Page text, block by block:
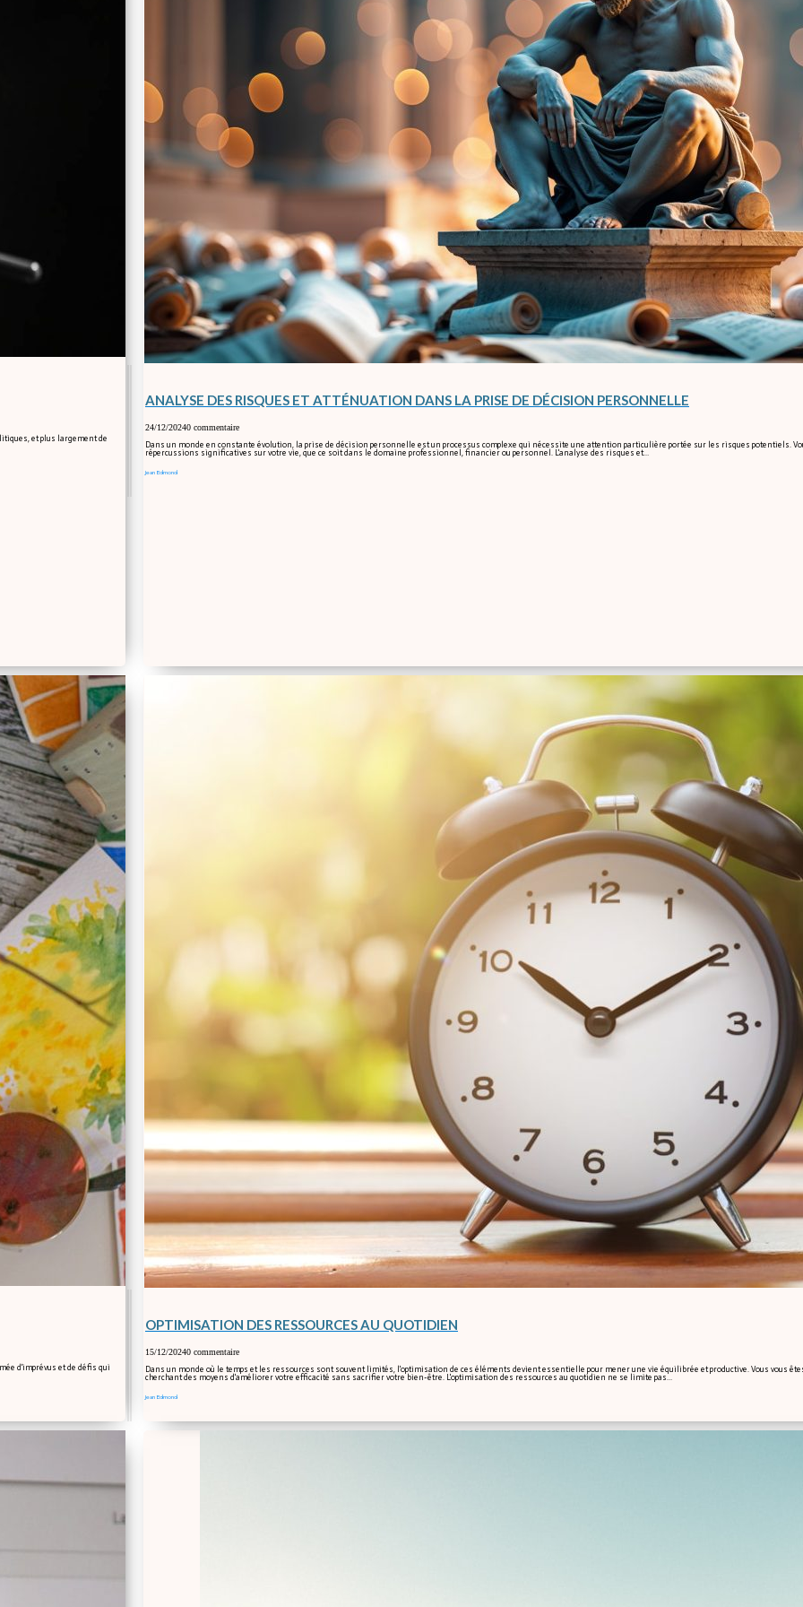
et plus largement de
ANALYSE DES RISQUES ET ATTÉNUATION DANS LA PRISE DE DÉCISION PERSONNELLE
24/12/20240 commentaire
Dans un monde en constante évolution, la prise de décision personnelle est un processus complexe qui nécessite une attention particulière portée sur les risques potentiels.
répercussions significatives sur votre vie, que ce soit dans le domaine professionnel, financier ou personnel. L'analyse des risques et…
Jean Edmond
d'imprévus et de défis qui
OPTIMISATION DES RESSOURCES AU QUOTIDIEN
15/12/20240 commentaire
Dans un monde où le temps et les ressources sont souvent limités, l'optimisation de ces éléments devient essentielle pour mener une vie équilibrée et productive. Vous vous
cherchant des moyens d'améliorer votre efficacité sans sacrifier votre bien-être. L'optimisation des ressources au quotidien ne se limite pas…
Jean Edmond